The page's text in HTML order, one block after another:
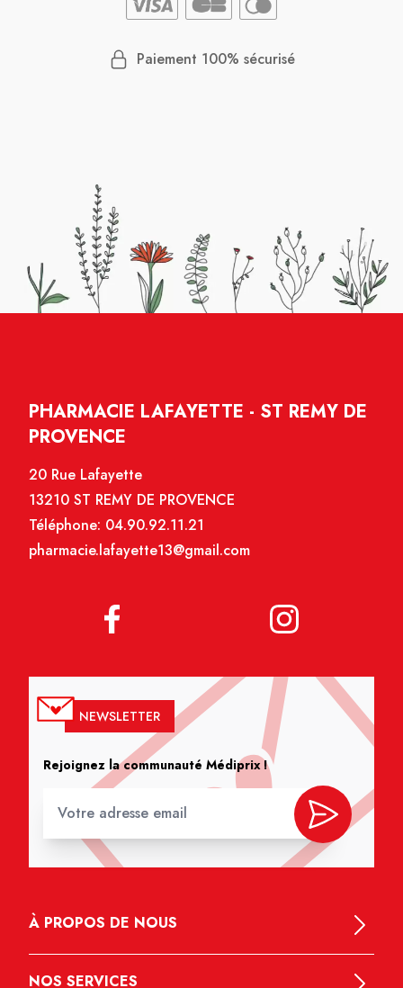
Paiement 100% sécurisé
PHARMACIE LAFAYETTE - ST REMY DE
PROVENCE
20 Rue Lafayette
13210 ST REMY DE PROVENCE
Téléphone: 04.90.92.11.21
pharmacie.lafayette13@gmail.com
NEWSLETTER
Rejoignez la communauté Médiprix !
À PROPOS DE NOUS
NOS SERVICES